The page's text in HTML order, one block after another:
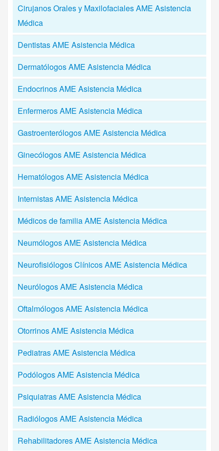
Cirujanos Orales y Maxilofaciales AME Asistencia
Médica
Dentistas AME Asistencia Médica
Dermatólogos AME Asistencia Médica
Endocrinos AME Asistencia Médica
Enfermeros AME Asistencia Médica
Gastroenterólogos AME Asistencia Médica
Ginecólogos AME Asistencia Médica
Hematólogos AME Asistencia Médica
Internistas AME Asistencia Médica
Médicos de familia AME Asistencia Médica
Neumólogos AME Asistencia Médica
Neurofisiólogos Clínicos AME Asistencia Médica
Neurólogos AME Asistencia Médica
Oftalmólogos AME Asistencia Médica
Otorrinos AME Asistencia Médica
Pediatras AME Asistencia Médica
Podólogos AME Asistencia Médica
Psiquiatras AME Asistencia Médica
Radiólogos AME Asistencia Médica
Rehabilitadores AME Asistencia Médica